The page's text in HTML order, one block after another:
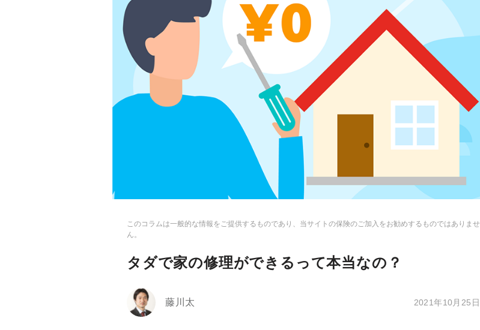
このコラムは一般的な情報をご提供するものであり、当サイトの保険のご加入をお勧めするものではありませ
ん。
タダで家の修理ができるって本当なの？
藤川太 2021年10月25日